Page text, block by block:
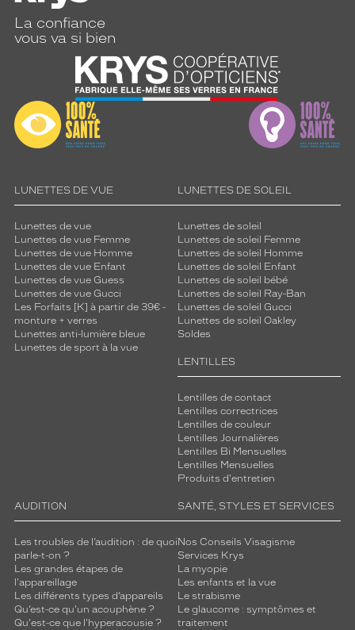
La confiance
vous va si bien
LUNETTES DE VUE
Lunettes de vue
Lunettes de vue Femme
Lunettes de vue Homme
Lunettes de vue Enfant
Lunettes de vue Guess
Lunettes de vue Gucci
Les Forfaits [K] à partir de 39€ -
monture + verres
Lunettes anti-lumière bleue
Lunettes de sport à la vue
LUNETTES DE SOLEIL
Lunettes de soleil
Lunettes de soleil Femme
Lunettes de soleil Homme
Lunettes de soleil Enfant
Lunettes de soleil bébé
Lunettes de soleil Ray-Ban
Lunettes de soleil Gucci
Lunettes de soleil Oakley
Soldes
LENTILLES
Lentilles de contact
Lentilles correctrices
Lentilles de couleur
Lentilles Journalières
Lentilles Bi Mensuelles
Lentilles Mensuelles
Produits d'entretien
AUDITION
Les troubles de l’audition : de quoi
parle-t-on ?
Les grandes étapes de
l'appareillage
Les différents types d’appareils
Qu’est-ce qu'un acouphène ?
Qu'est-ce que l'hyperacousie ?
SANTÉ, STYLES ET SERVICES
Nos Conseils Visagisme
Services Krys
La myopie
Les enfants et la vue
Le strabisme
Le glaucome : symptômes et
traitement